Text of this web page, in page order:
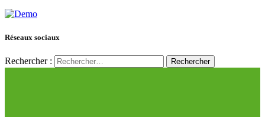
Réseaux sociaux
Rechercher :